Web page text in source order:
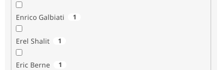
Enrico Galbiati 1
Erel Shalit 1
Eric Berne 1